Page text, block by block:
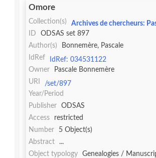
Omore
Collection(s) Archives de chercheurs:
ID
ODSAS set 897
Author(s)
Bonnemère, Pascale
IdRef
IdRef: 034531122
Owner
Pascale Bonnemère
URI
/set/897
Year/Period
Publisher
ODSAS
Access
restricted
Number
5 Object(s)
Abstract
...
Object typology
Genealogies /